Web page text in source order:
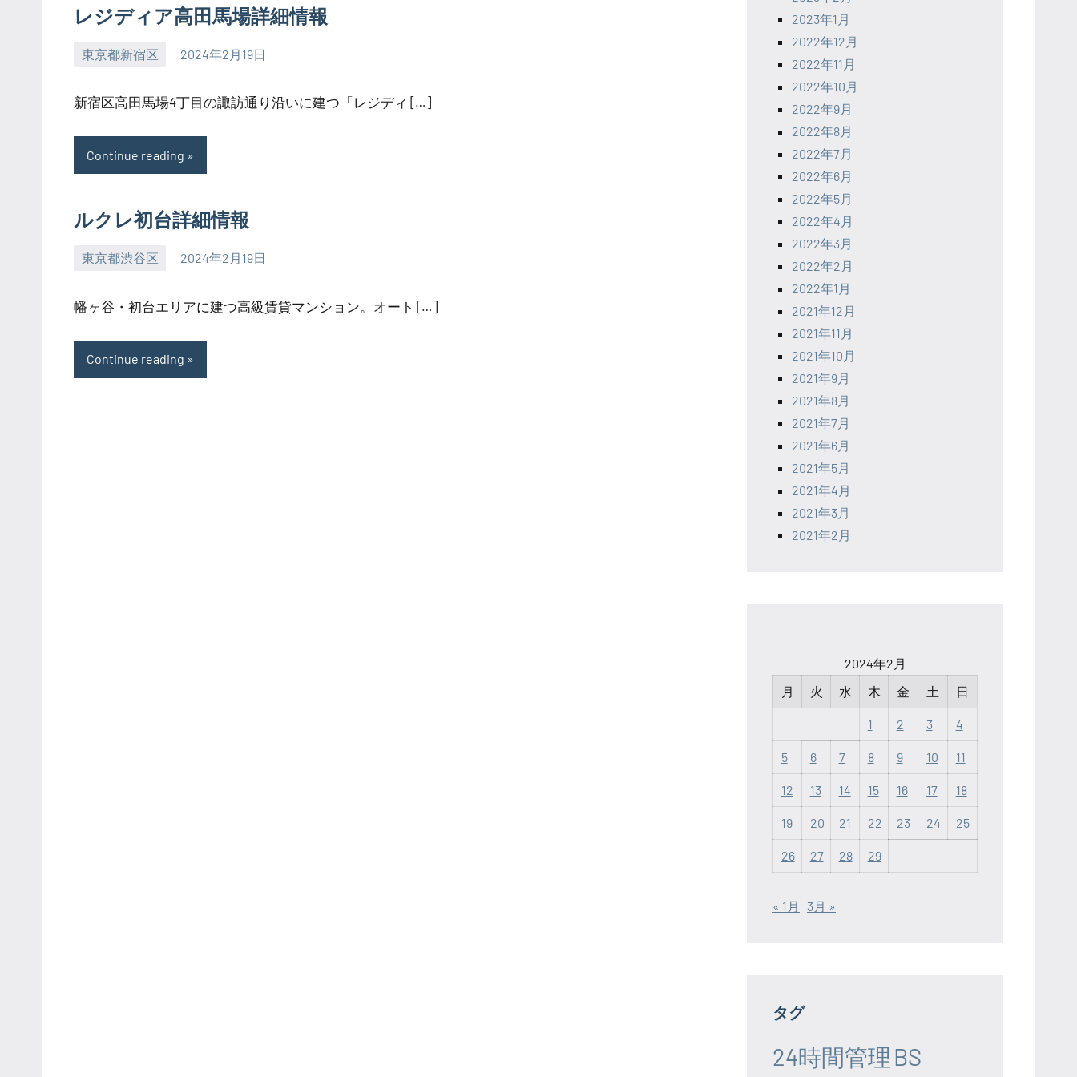
レジディア高田馬場詳細情報
東京都新宿区 2024年2月19日
SEZIMO
新宿区高田馬場4丁目の諏訪通り沿いに建つ「レジディ […]
Continue reading
ルクレ初台詳細情報
東京都渋谷区 2024年2月19日
SEZIMO
幡ヶ谷・初台エリアに建つ高級賃貸マンション。オート […]
Continue reading
2023年1月
2022年12月
2022年11月
2022年10月
2022年9月
2022年8月
2022年7月
2022年6月
2022年5月
2022年4月
2022年3月
2022年2月
2022年1月
2021年12月
2021年11月
2021年10月
2021年9月
2021年8月
2021年7月
2021年6月
2021年5月
2021年4月
2021年3月
2021年2月
2024年2月
月
火 水 木 金 土 日
1 2 3 4
5 6 7 8 9 10 11
12 13 14 15 16 17 18
19 20 21 22 23 24 25
26 27 28 29
« 1月 3月 »
タグ
24時間管理 BS